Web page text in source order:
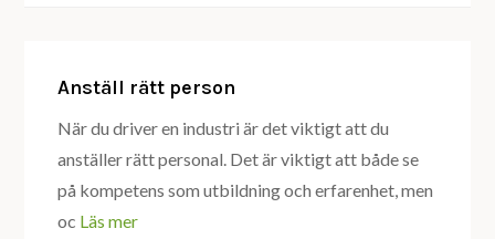
Anställ rätt person
När du driver en industri är det viktigt att du
anställer rätt personal. Det är viktigt att både se
på kompetens som utbildning och erfarenhet, men
oc Läs mer